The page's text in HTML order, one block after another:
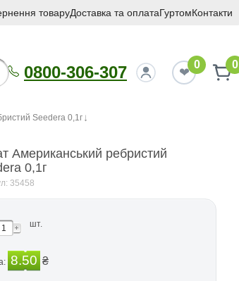
товаруДоставка та оплатаГуртомКонтакти
0800-306-307 0 0
Seedеra 0,1г
Американський ребристий
0,1г
35458
шт.
8.50 ₴